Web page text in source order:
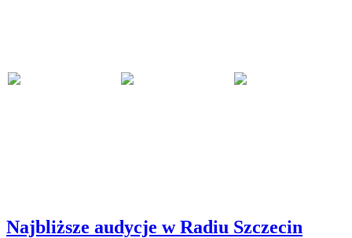
Najbliższe audycje w Radiu Szczecin